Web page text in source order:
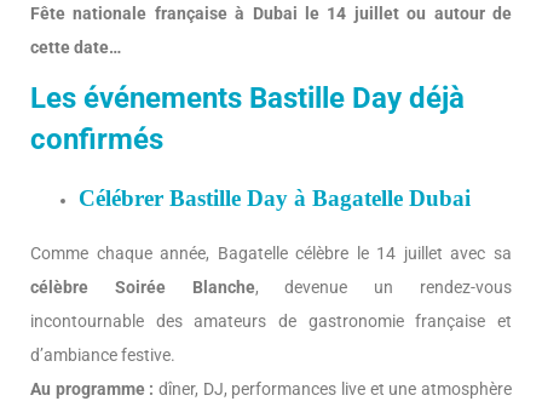
Fête nationale française à Dubai le 14 juillet ou autour de
cette date…
Les événements Bastille Day déjà
confirmés
Célébrer Bastille Day à Bagatelle Dubai
Comme chaque année, Bagatelle célèbre le 14 juillet avec sa
célèbre Soirée Blanche, devenue un rendez-vous
incontournable des amateurs de gastronomie française et
d’ambiance festive.
Au programme : dîner, DJ, performances live et une atmosphère